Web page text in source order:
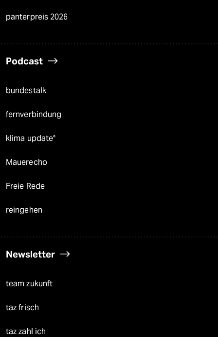
panterpreis 2026
Podcast
bundestalk
fernverbindung
klima update°
Mauerecho
Freie Rede
reingehen
Newsletter
team zukunft
taz frisch
taz zahl ich